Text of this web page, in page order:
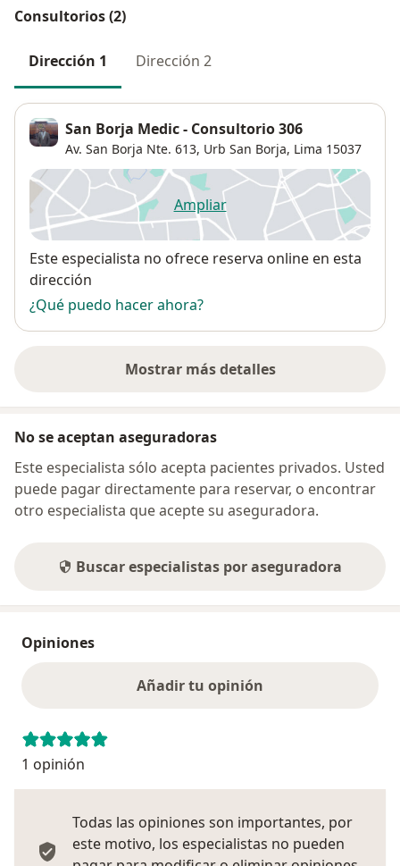
Consultorios (2)
Dirección 1 Dirección 2
San Borja Medic - Consultorio 306
Av. San Borja Nte. 613, Urb San Borja, Lima 15037
Ampliarse abre en una nueva
Disponibilidad
Este especialista no ofrece reserva online en esta
dirección
¿Qué puedo hacer ahora?
Mostrar más detalles
sobre la dirección
No se aceptan aseguradoras
Este especialista sólo acepta pacientes privados. Usted
puede pagar directamente para reservar, o encontrar
otro especialista que acepte su aseguradora.
Buscar especialistas por aseguradora
Opiniones
Añadir tu opinión
1 opinión
Todas las opiniones son importantes, por
este motivo, los especialistas no pueden